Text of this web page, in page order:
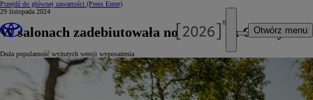
Przejdź do głównej zawartości (Press Enter)
Otwórz menu
29 listopada 2024
W salonach zadebiutowała nowa Toyota Camry
Duża popularność wyższych wersji wyposażenia